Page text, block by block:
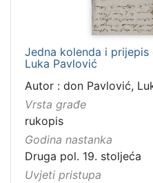
Jedna kolenda i
Luka Pavlović
Autor : don Pavlović,
Vrsta građe
rukopis
Godina nastanka
Druga pol. 19. stoljeća
Uvjeti pristupa